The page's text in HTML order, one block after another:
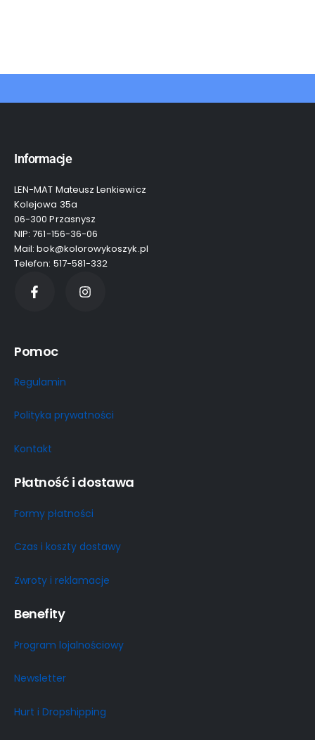
Informacje
LEN-MAT Mateusz Lenkiewicz
Kolejowa 35a
06-300 Przasnysz
NIP: 761-156-36-06
Mail: bok@kolorowykoszyk.pl
Telefon: 517-581-332
Pomoc
Regulamin
Polityka prywatności
Kontakt
Płatność i dostawa
Formy płatności
Czas i koszty dostawy
Zwroty i reklamacje
Benefity
Program lojalnościowy
Newsletter
Hurt i Dropshipping